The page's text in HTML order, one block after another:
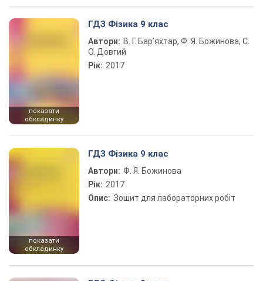
показати
обкладинку
ГДЗ Фізика 9 клас
Автори: В. Г. Бар’яхтар, Ф. Я. Божинова, С.
О. Довгий
Рік: 2017
показати
обкладинку
ГДЗ Фізика 9 клас
Автори: Ф. Я. Божинова
Рік: 2017
Опис:
Зошит для лабораторних робіт